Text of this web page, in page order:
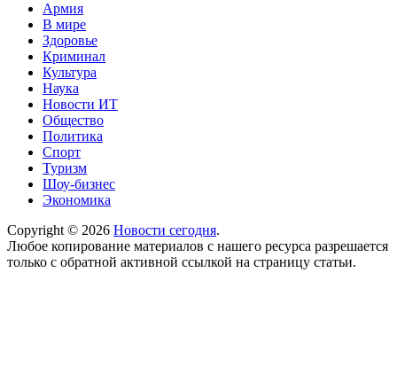
Армия
В мире
Здоровье
Криминал
Культура
Наука
Новости ИТ
Общество
Политика
Спорт
Туризм
Шоу-бизнес
Экономика
Copyright © 2026 Новости сегодня.
Любое копирование материалов с нашего ресурса разрешается
только с обратной активной ссылкой на страницу статьи.